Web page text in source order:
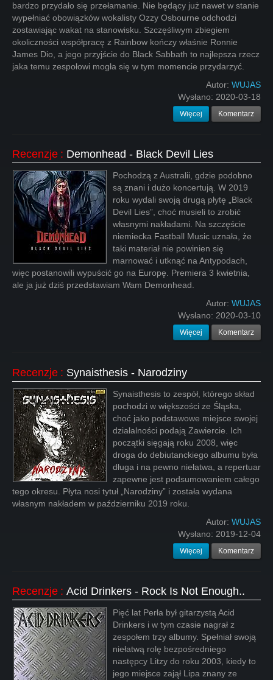
bardzo przydało się przełamanie. Nie będący już nawet w stanie
wypełniać obowiązków wokalisty Ozzy Osbourne odchodzi
zostawiając wakat na stanowisku. Szczęśliwym zbiegiem
okoliczności współpracę z Rainbow kończy właśnie Ronnie
James Dio, a jego przyjście do Black Sabbath to najlepsza rzecz
jaka temu zespołowi mogła się w tym momencie przydarzyć.
Autor: WUJAS
Wysłano: 2020-03-18
Więcej Komentarz
Recenzje : Demonhead - Black Devil Lies
Pochodzą z Australii, gdzie podobno
są znani i dużo koncertują. W 2019
roku wydali swoją drugą płytę „Black
Devil Lies”, choć musieli to zrobić
własnymi nakładami. Na szczęście
niemiecka Fastball Music uznała, że
taki materiał nie powinien się
marnować i utknąć na Antypodach,
więc postanowili wypuścić go na Europę. Premiera 3 kwietnia,
ale ja już dziś przedstawiam Wam Demonhead.
Autor: WUJAS
Wysłano: 2020-03-10
Więcej Komentarz
Recenzje : Synaisthesis - Narodziny
Synaisthesis to zespół, którego skład
pochodzi w większości ze Śląska,
choć jako podstawowe miejsce swojej
działalności podają Zawiercie. Ich
początki sięgają roku 2008, więc
droga do debiutanckiego albumu była
długa i na pewno niełatwa, a repertuar
zapewne jest podsumowaniem całego
tego okresu. Płyta nosi tytuł „Narodziny” i została wydana
własnym nakładem w październiku 2019 roku.
Autor: WUJAS
Wysłano: 2019-12-04
Więcej Komentarz
Recenzje : Acid Drinkers - Rock Is Not Enough..
Pięć lat Perła był gitarzystą Acid
Drinkers i w tym czasie nagrał z
zespołem trzy albumy. Spełniał swoją
niełatwą rolę bezpośredniego
następcy Litzy do roku 2003, kiedy to
jego miejsce zajął Lipa znany ze